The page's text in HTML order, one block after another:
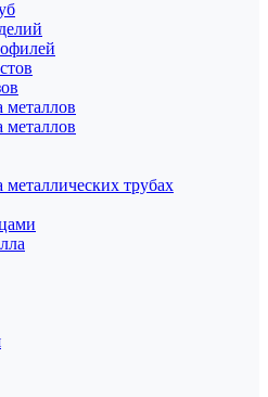
металлов
металлов
металлических трубах